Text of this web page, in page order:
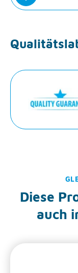
Diese
auch